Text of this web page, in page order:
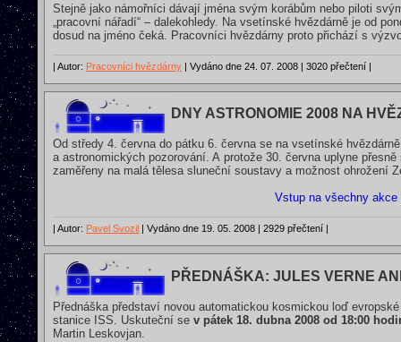
Stejně jako námořníci dávají jména svým korábům nebo piloti
„pracovní nářadí“ – dalekohledy. Na vsetínské hvězdárně je od
dosud na jméno čeká. Pracovníci hvězdárny proto přichází s
| Autor: Pracovníci hvězdárny | Vydáno dne 24. 07. 2008 | 3020 přečtení |
DNY ASTRONOMIE 2008 NA
Od středy 4. června do pátku 6. června se na vsetínské
a astronomických pozorování. A protože 30. června uplyne
zaměřeny na malá tělesa sluneční soustavy a možnost ohrožení
Vstup na všechny
| Autor: Pavel Svozil | Vydáno dne 19. 05. 2008 | 2929 přečtení |
PŘEDNÁŠKA: JULES VERNE
Přednáška představí novou automatickou kosmickou loď
stanice ISS. Uskuteční se v pátek 18. dubna 2008 od 18:00
Martin Leskovjan.